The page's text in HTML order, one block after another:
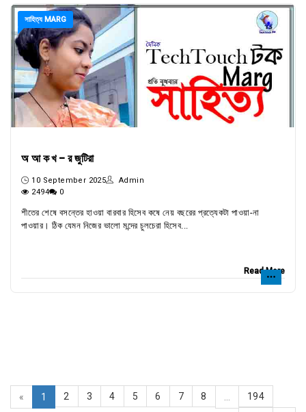
সাহিত্য MARG
অ আ ক খ - র জুটিরা
10 September 2025
Admin
2494
0
শীতের শেষে বসন্তের হাওয়া বারবার হিসেব কষে নেয় বছরের প্রত্যেকটা পাওয়া-না
পাওয়ার। ঠিক যেমন নিজের ভালো মন্দের চুলচেরা হিসেব...
Read More
« 1 2 3 4 5 6 7 8
194